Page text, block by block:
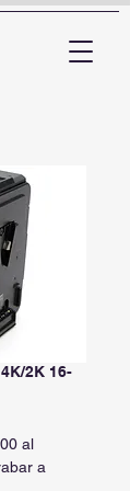
2K 16-
al
a